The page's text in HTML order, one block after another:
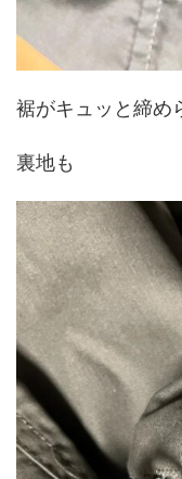
裾がキュッと締め
裏地も